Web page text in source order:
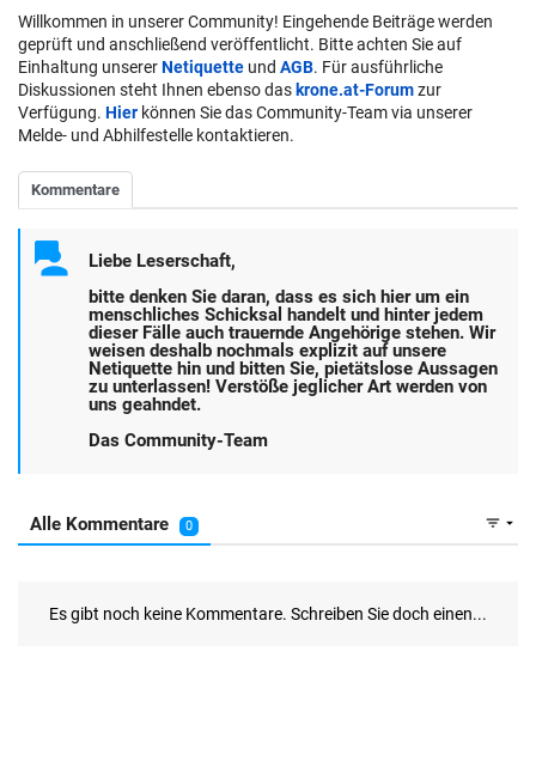
Willkommen in unserer Community! Eingehende Beiträge werden
geprüft und anschließend veröffentlicht. Bitte achten Sie auf
Einhaltung unsererNetiquette und AGB. Für ausführliche
Diskussionen steht Ihnen ebenso das krone.at-Forumzur
Verfügung. Hier können Sie das Community-Team via unserer
Melde- und Abhilfestelle kontaktieren.